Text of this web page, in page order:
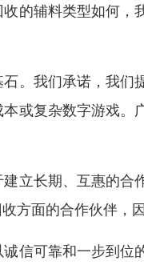
的辅料类型如何
。我们承诺，我
或复杂数字游戏
立长期、互惠的
方面的合作伙伴，
信可靠和一步到